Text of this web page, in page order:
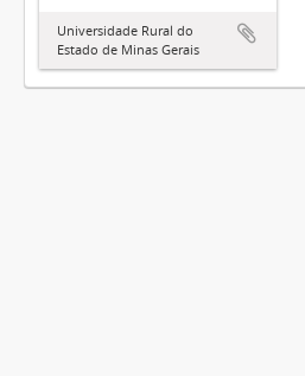
Universidade Rural do
Estado de Minas Gerais